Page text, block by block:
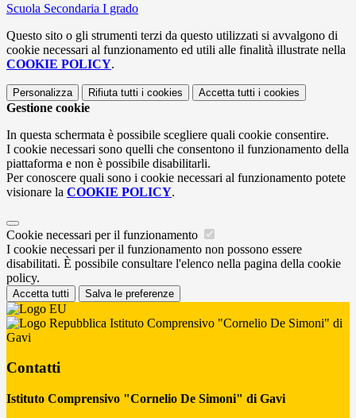
Scuola Secondaria I grado
Questo sito o gli strumenti terzi da questo utilizzati si avvalgono di
cookie necessari al funzionamento ed utili alle finalità illustrate nella
COOKIE POLICY.
Personalizza Rifiuta tutti i cookies Accetta tutti i cookies
Gestione cookie
In questa schermata è possibile scegliere quali cookie consentire.
I cookie necessari sono quelli che consentono il funzionamento della
piattaforma e non è possibile disabilitarli.
Per conoscere quali sono i cookie necessari al funzionamento potete
visionare la COOKIE POLICY.
Cookie necessari per il funzionamento
I cookie necessari per il funzionamento non possono essere
disabilitati. È possibile consultare l'elenco nella pagina della cookie
policy.
Accetta tutti Salva le preferenze
Istituto Comprensivo "Cornelio De Simoni" di
Gavi
Contatti
Istituto Comprensivo "Cornelio De Simoni" di Gavi